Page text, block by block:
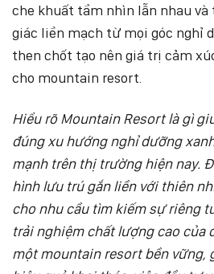
che khuất tầm nhìn lẫn nhau
giác liền mạch từ mọi góc nghỉ
then chốt tạo nên giá trị cảm
cho mountain resort.
Hiểu rõ Mountain Resort là gì
đúng xu hướng nghỉ dưỡng
mạnh trên thị trường hiện nay.
hình lưu trú gắn liền với thiên
cho nhu cầu tìm kiếm sự riêng
trải nghiệm chất lượng cao của
một mountain resort bền vững,